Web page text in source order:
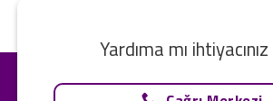
Yardıma mı